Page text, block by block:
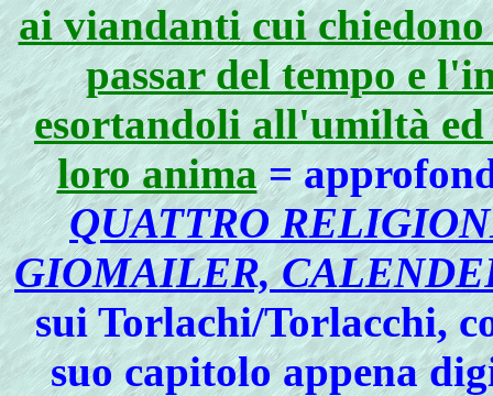
ai viandanti cui
passar del tempo e
esortandoli all'umiltà ed
loro anima=
QUATTRO
GIOMAILER,
sui Torlachi/Torlacchi,
suo capitolo appena